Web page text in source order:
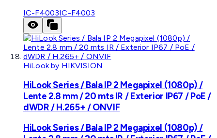
IC-F4003IC-F4003
HiLook by HIKVISION
HiLook Series / Bala IP 2 Megapixel (1080p) /
Lente 2.8 mm / 20 mts IR / Exterior IP67 / PoE /
dWDR / H.265+ / ONVIF
HiLook Series / Bala IP 2 Megapixel (1080p) /